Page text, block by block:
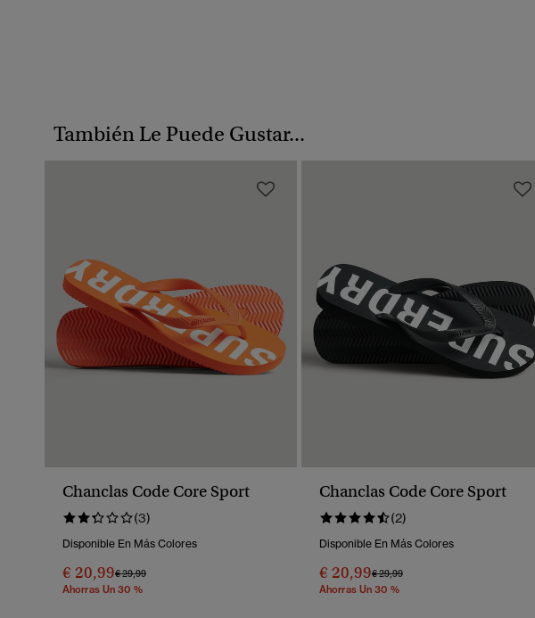
También Le Puede Gustar...
Chanclas Code Core Sport
(3)
Disponible En Más Colores
€ 20,99Precio Rebajado De
€ 29,99A
Ahorras Un 30 %
Chanclas Code Core Sport
(2)
Disponible En Más Colores
€ 20,99Precio Rebajado De
€ 29,99A
Ahorras Un 30 %